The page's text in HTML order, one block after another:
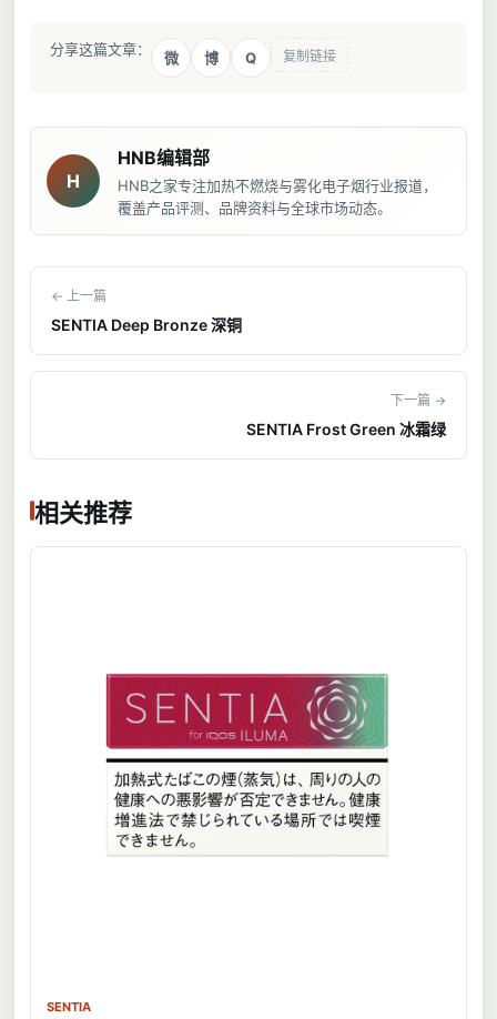
分享这篇文章：
微 博 Q 复制链接
H
HNB编辑部
HNB之家专注加热不燃烧与雾化电子烟行业报道，
覆盖产品评测、品牌资料与全球市场动态。
← 上一篇
SENTIA Deep Bronze 深铜
下一篇 →
SENTIA Frost Green 冰霜绿
相关推荐
SENTIA